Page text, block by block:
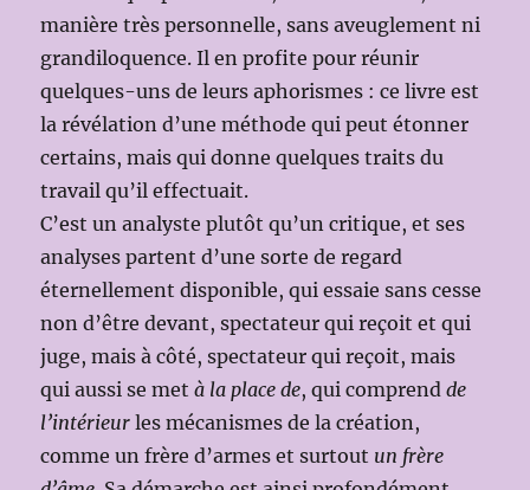
manière très personnelle, sans aveuglement ni
grandiloquence. Il en profite pour réunir
quelques-uns de leurs aphorismes : ce livre est
la révélation d’une méthode qui peut étonner
certains, mais qui donne quelques traits du
travail qu’il effectuait.
C’est un analyste plutôt qu’un critique, et ses
analyses partent d’une sorte de regard
éternellement disponible, qui essaie sans cesse
non d’être devant, spectateur qui reçoit et qui
juge, mais à côté, spectateur qui reçoit, mais
qui aussi se metà la place de, qui comprendde
l’intérieur les mécanismes de la création,
comme un frère d’armes et surtout un frère